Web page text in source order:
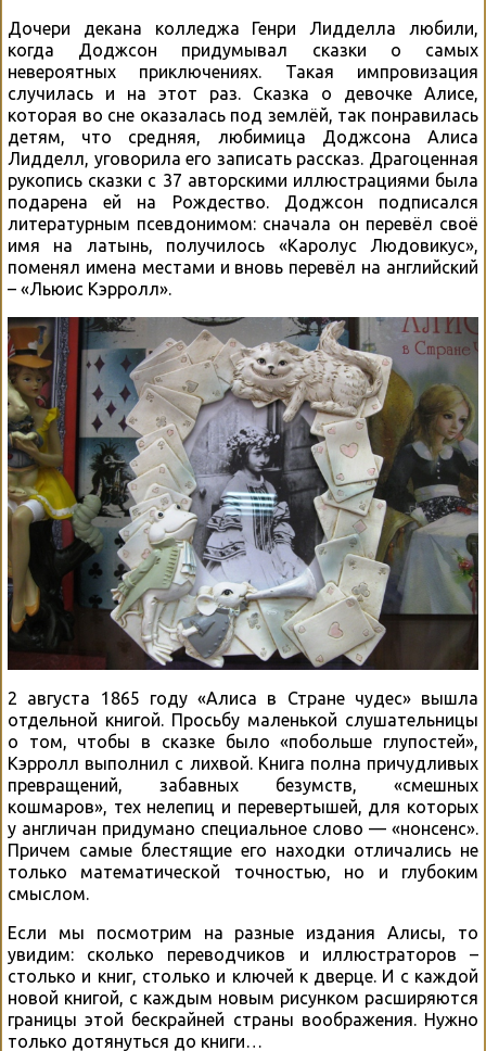
Дочери декана колледжа Генри Лидделла любили,
когда Доджсон придумывал сказки о самых
невероятных приключениях. Такая импровизация
случилась и на этот раз. Сказка о девочке Алисе,
которая во сне оказалась под землёй, так понравилась
детям, что средняя, любимица Доджсона Алиса
Лидделл, уговорила его записать рассказ. Драгоценная
рукопись сказки с 37 авторскими иллюстрациями была
подарена ей на Рождество. Доджсон подписался
литературным псевдонимом: сначала он перевёл своё
имя на латынь, получилось «Каролус Людовикус»,
поменял имена местами и вновь перевёл на английский
– «Льюис Кэрролл».
2 августа 1865 году «Алиса в Стране чудес» вышла
отдельной книгой. Просьбу маленькой слушательницы
о том, чтобы в сказке было «побольше глупостей»,
Кэрролл выполнил с лихвой. Книга полна причудливых
превращений, забавных безумств, «смешных
кошмаров», тех нелепиц и перевертышей, для которых
у англичан придумано специальное слово — «нонсенс».
Причем самые блестящие его находки отличались не
только математической точностью, но и глубоким
смыслом.
Если мы посмотрим на разные издания Алисы, то
увидим: сколько переводчиков и иллюстраторов –
столько и книг, столько и ключей к дверце. И с каждой
новой книгой, с каждым новым рисунком расширяются
границы этой бескрайней страны воображения. Нужно
только дотянуться до книги…